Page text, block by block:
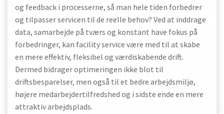
og feedback i processerne, så man hele tiden forbedrer
og tilpasser servicen til de reelle behov? Ved at inddrage
data, samarbejde på tværs og konstant have fokus på
forbedringer, kan facility service være med til at skabe
en mere effektiv, fleksibel og værdiskabende drift.
Dermed bidrager optimeringen ikke blot til
driftsbesparelser, men også til et bedre arbejdsmiljø,
højere medarbejdertilfredshed og i sidste ende en mere
attraktiv arbejdsplads.